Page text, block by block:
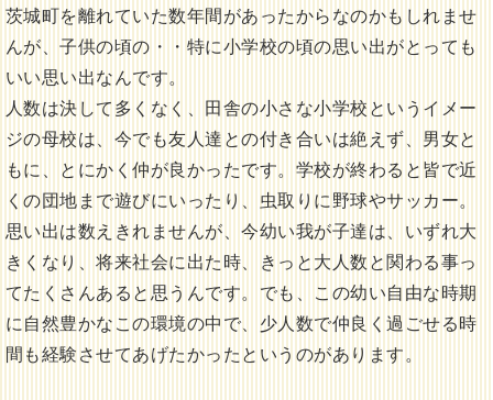
茨城町を離れていた数年間があったからなのかもしれませ
んが、子供の頃の・・特に小学校の頃の思い出がとっても
いい思い出なんです。
人数は決して多くなく、田舎の小さな小学校というイメー
ジの母校は、今でも友人達との付き合いは絶えず、男女と
もに、とにかく仲が良かったです。学校が終わると皆で近
くの団地まで遊びにいったり、虫取りに野球やサッカー。
思い出は数えきれませんが、今幼い我が子達は、いずれ大
きくなり、将来社会に出た時、きっと大人数と関わる事っ
てたくさんあると思うんです。でも、この幼い自由な時期
に自然豊かなこの環境の中で、少人数で仲良く過ごせる時
間も経験させてあげたかったというのがあります。